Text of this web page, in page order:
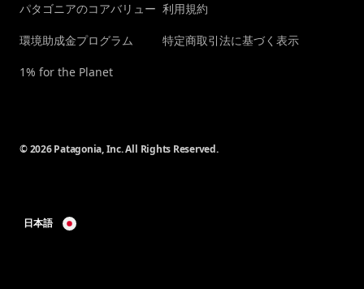
パタゴニアのコアバリュー
環境助成金プログラム
1% for the Planet
利用規約
特定商取引法に基づく表示
© 2026 Patagonia, Inc. All Rights Reserved.
日本語